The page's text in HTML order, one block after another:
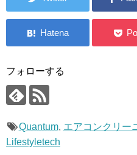
フォローする
Quantum, エアコンクリー
Lifestyletech